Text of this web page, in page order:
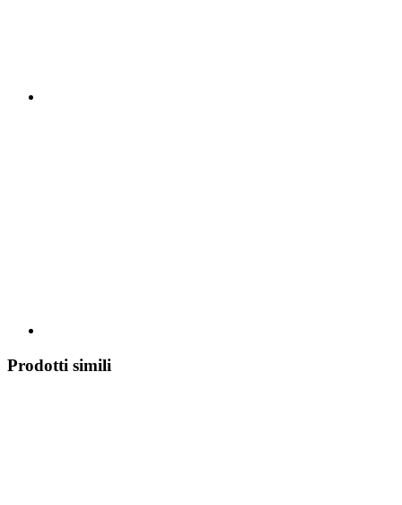
Prodotti simili